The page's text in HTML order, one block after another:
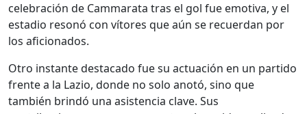
celebración de Cammarata tras el gol fue emotiva, y el
estadio resonó con vítores que aún se recuerdan por
los aficionados.
Otro instante destacado fue su actuación en un partido
frente a la Lazio, donde no solo anotó, sino que
también brindó una asistencia clave. Sus